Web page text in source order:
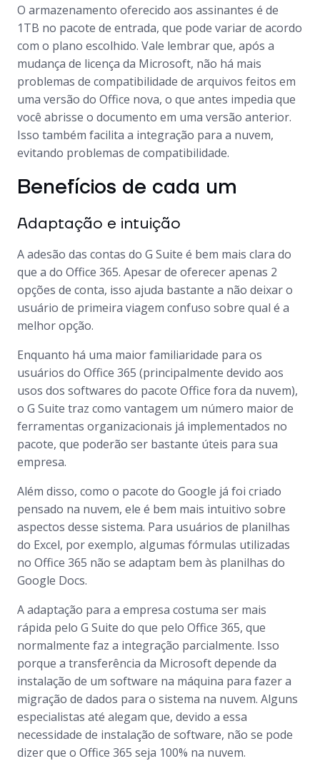
O armazenamento oferecido aos assinantes é de
1TB no pacote de entrada, que pode variar de acordo
com o plano escolhido. Vale lembrar que, após a
mudança de licença da Microsoft, não há mais
problemas de compatibilidade de arquivos feitos em
uma versão do Office nova, o que antes impedia que
você abrisse o documento em uma versão anterior.
Isso também facilita a integração para a nuvem,
evitando problemas de compatibilidade.
Benefícios de cada um
Adaptação e intuição
A adesão das contas do G Suite é bem mais clara do
que a do Office 365. Apesar de oferecer apenas 2
opções de conta, isso ajuda bastante a não deixar o
usuário de primeira viagem confuso sobre qual é a
melhor opção.
Enquanto há uma maior familiaridade para os
usuários do Office 365 (principalmente devido aos
usos dos softwares do pacote Office fora da nuvem),
o G Suite traz como vantagem um número maior de
ferramentas organizacionais já implementados no
pacote, que poderão ser bastante úteis para sua
empresa.
Além disso, como o pacote do Google já foi criado
pensado na nuvem, ele é bem mais intuitivo sobre
aspectos desse sistema. Para usuários de planilhas
do Excel, por exemplo, algumas fórmulas utilizadas
no Office 365 não se adaptam bem às planilhas do
Google Docs.
A adaptação para a empresa costuma ser mais
rápida pelo G Suite do que pelo Office 365, que
normalmente faz a integração parcialmente. Isso
porque a transferência da Microsoft depende da
instalação de um software na máquina para fazer a
migração de dados para o sistema na nuvem. Alguns
especialistas até alegam que, devido a essa
necessidade de instalação de software, não se pode
dizer que o Office 365 seja 100% na nuvem.